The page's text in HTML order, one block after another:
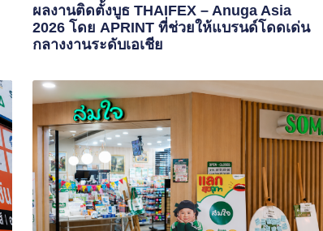
ผลงานติดตั้งบูธ THAIFEX – Anuga Asia
2026 โดย APRINT ที่ช่วยให้แบรนด์โดดเด่น
กลางงานระดับเอเชีย